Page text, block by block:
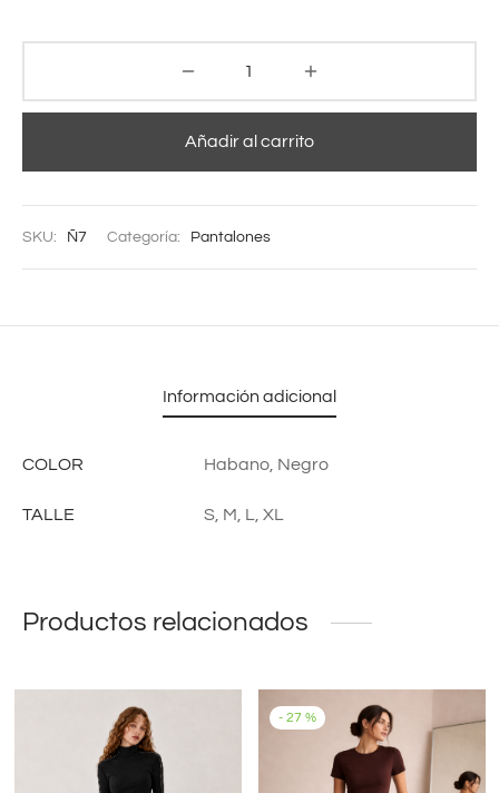
Añadir al carrito
SKU: Ñ7 Categoría: Pantalones
Información adicional
COLOR Habano, Negro
TALLE S, M, L, XL
Productos relacionados
- 27 %